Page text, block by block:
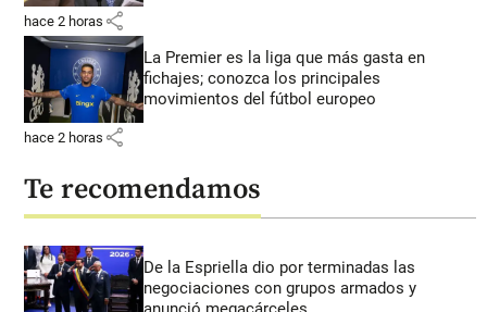
hace 2 horas share
La Premier es la liga que más gasta en
fichajes; conozca los principales
movimientos del fútbol europeo
hace 2 horas share
Te recomendamos
De la Espriella dio por terminadas las
negociaciones con grupos armados y